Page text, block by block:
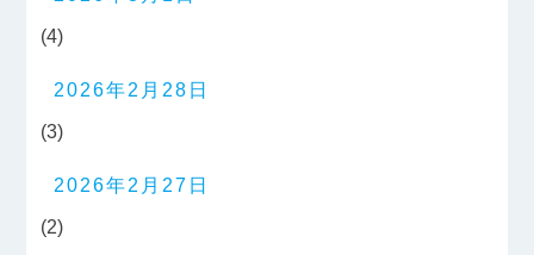
(4)
2026年2月28日
(3)
2026年2月27日
(2)